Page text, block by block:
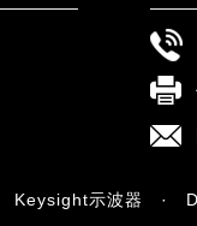
Keysight示波器 ·